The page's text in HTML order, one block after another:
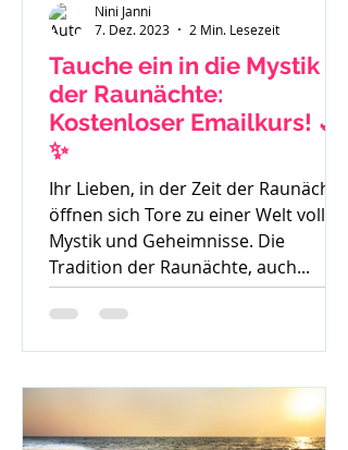
Tauche ein in die Mystik
der Raunächte:
Kostenloser Emailkurs! 🌙
✨
Ihr Lieben, in der Zeit der Raunächte
öffnen sich Tore zu einer Welt voller
Mystik und Geheimnisse. Die
Tradition der Raunächte, auch...
Nini Janni
7. Dez. 2023
2 Min. Lesezeit